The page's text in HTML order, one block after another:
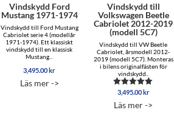
Vindskydd Ford
Mustang 1971-1974
Vindskydd till Ford Mustang
Cabriolet serie 4 (modellår
1971-1974). Ett klassiskt
vindskydd till en klassisk
Mustang...
3,495.00kr
Läs mer ->
Vindskydd till
Volkswagen Beetle
Cabriolet 2012-2019
(modell 5C7)
Vindskydd till VW Beetle
Cabriolet, årsmodell 2012-
2019 (modell 5C7). Monteras
i bilens originalfästen för
vindskydd..
Betygsatt
av 5
3,495.00kr
Läs mer ->